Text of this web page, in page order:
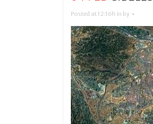
Posted at 12:16h in by